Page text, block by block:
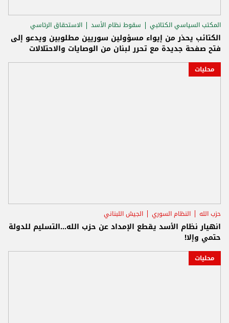
المكتب السياسي الكتائبي سقوط نظام الأسد الاستحقاق الرئاسي
الكتائب يحذر من إيواء مسؤولين سوريين مطلوبين ويدعو إلى
فتح صفحة جديدة مع تحرر لبنان من الوصايات والاحتلالات
محليات
حزب الله النظام السوري الجيش اللبناني
انهيار نظام الأسد يقطع الإمداد عن حزب الله...التسليم للدولة
حتمي وإلا!
محليات